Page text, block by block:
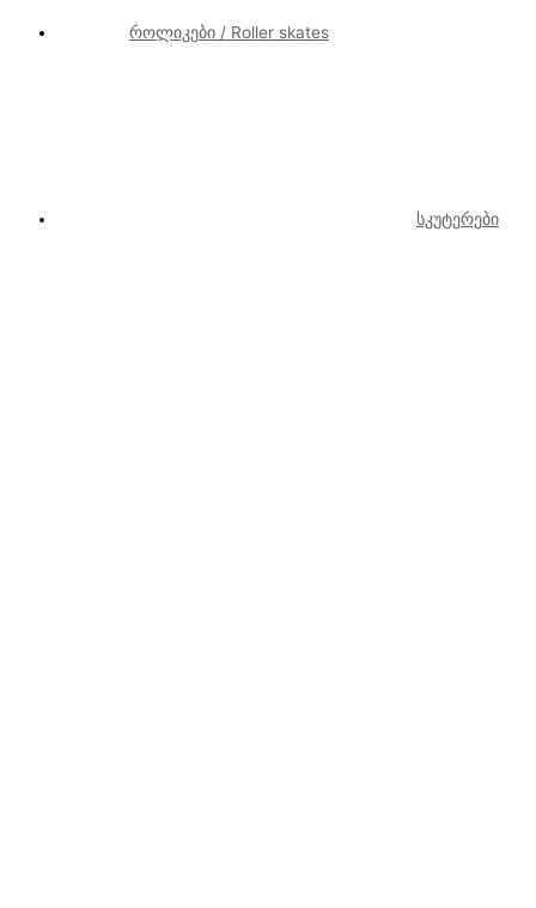
როლიკები / Roller skates
სკუტერები